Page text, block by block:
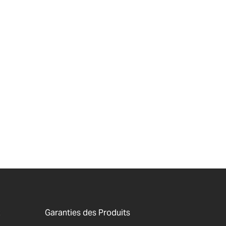
Garanties des Produits